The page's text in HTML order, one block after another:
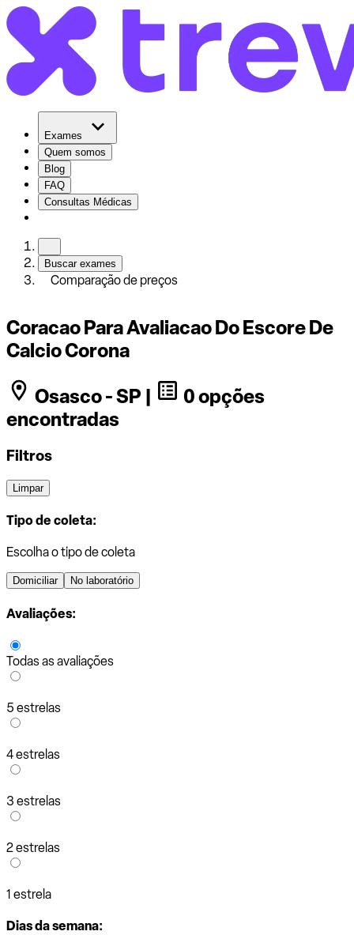
Exames
Quem somos
Blog
FAQ
Consultas Médicas
Buscar exames
Comparação de preços
Coracao Para Avaliacao Do Escore De
Calcio Corona
Osasco - SP |
0 opções
encontradas
Filtros
Limpar
Tipo de coleta:
Escolha o tipo de coleta
Domiciliar No laboratório
Avaliações:
Todas as avaliações
5 estrelas
4 estrelas
3 estrelas
2 estrelas
1 estrela
Dias da semana: